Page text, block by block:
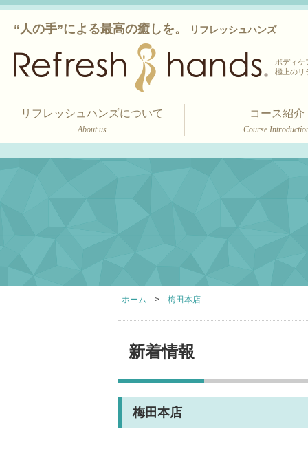
“人の手”による最高の癒しを。 リフレッシュハンズ
ボディケ
極上のリ
リフレッシュハンズについて
About us
コース紹介
Course
ホーム 梅田本店
新着情報
梅田本店